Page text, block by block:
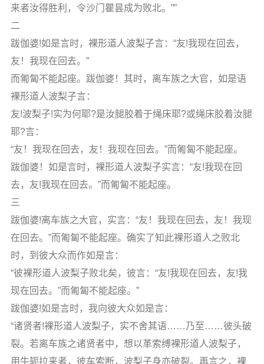
来者汝得胜利，令沙门瞿昙成为败北。””
二
跋伽婆!如是言时，裸形道人波梨子言：“友!我现在回去，
友！我现在回去。”
而匍匐不能起座。跋伽婆！其时，离车族之大官，如是语
裸形道人波梨子言：
友!波梨子!实为何耶?是汝腿胶着于绳床耶?或绳床胶着汝腿
耶?言：
“友！我现在回去，友！我现在回去。”而匍匐不能起座。
跋伽婆！如是言时，裸形道人波梨子实言：“友!我现在回
去，友!我现在回去。”而匍匐不能起座。
三
跋伽婆!离车族之大官，实言：“友！我现在回去，友！我现
在回去。”而匍匐不能起座。确实了知此裸形道人之败北
时，到彼大众而作如是言：
“彼裸形道人波梨子败北矣，彼言：“友!我现在回去，友!我
现在回去。”而匍匐不能起座。”
跋伽婆!如是言时，我向彼大众如是言：
“诸贤者!裸形道人波梨子，实不舍其语……乃至……彼头破
裂。若离车族之诸贤者中，想以革索缚裸形道人波梨子，
用牛轭拉来者，彼车索断，波梨子身亦破裂。再言之，裸